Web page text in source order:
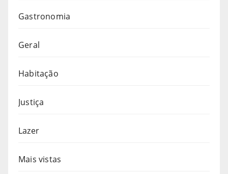
Gastronomia
Geral
Habitação
Justiça
Lazer
Mais vistas